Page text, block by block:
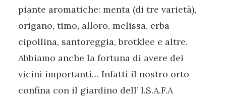
piante aromatiche: menta (di tre varietà),
origano, timo, alloro, melissa, erba
cipollina, santoreggia, brotklee e altre.
Abbiamo anche la fortuna di avere dei
vicini importanti… Infatti il nostro orto
confina con il giardino dell’ I.S.A.F.A